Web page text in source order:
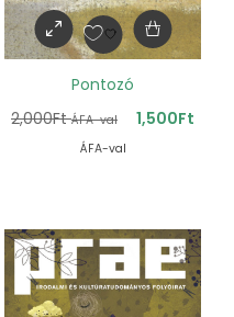
Pontozó
2,000Ft ÁFA-val 1,500Ft
ÁFA-val